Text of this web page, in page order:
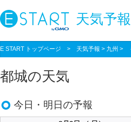
天気予報
E START トップページ > 天気予報 > 九州 >
都城の天気
今日・明日の予報